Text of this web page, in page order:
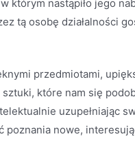
którym nastąpiło jego
tą osobę działalności
przedmiotami,
sztuki, które nam się
uzupełniając
poznania nowe,